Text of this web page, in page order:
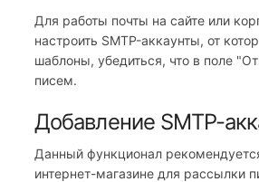
Для работы почты на сайте или
настроить SMTP-аккаунты, от
шаблоны, убедиться, что в поле
писем.
Добавление SMTP-
Данный функционал
интернет-магазине для рассылки